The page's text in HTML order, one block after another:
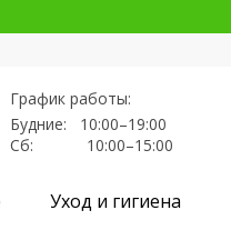
График работы:
Будние: 10:00–19:00
Сб: 10:00–15:00
Уход и гигиена